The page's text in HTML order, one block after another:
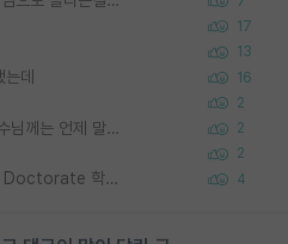
17
13
데 16
2
타대학원 컨텍 준비중인데, 지도교수님께는 언제 말씀드려야 할까요? 2
2
우리나라도 학구 열풍보면 Higher Doctorate 학위가 필요하다고 봅니다. 4